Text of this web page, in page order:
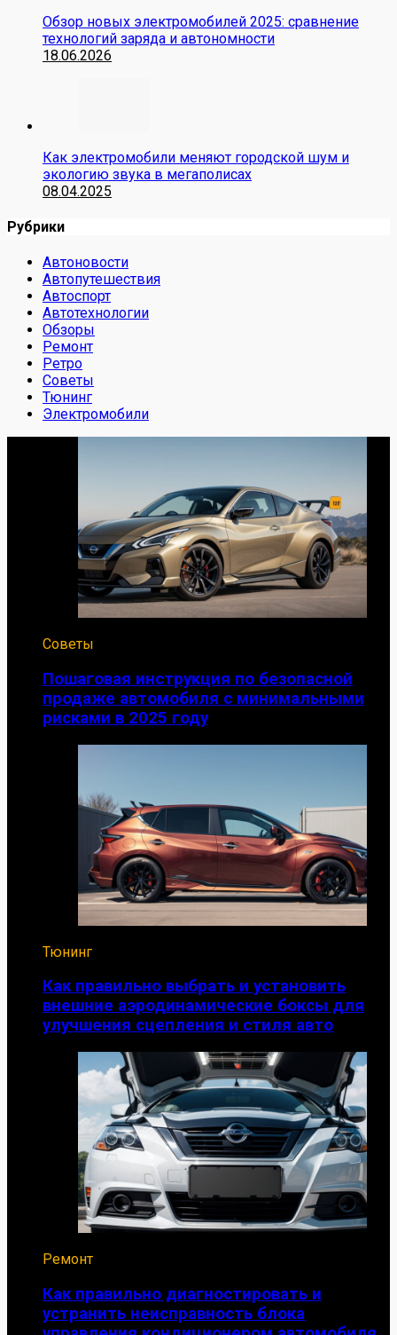
Обзор новых электромобилей 2025: сравнение
технологий заряда и автономности
18.06.2026
Как электромобили меняют городской шум и
экологию звука в мегаполисах
08.04.2025
Рубрики
Автоновости
Автопутешествия
Автоспорт
Автотехнологии
Обзоры
Ремонт
Ретро
Советы
Тюнинг
Электромобили
Советы
Пошаговая инструкция по безопасной
продаже автомобиля с минимальными
рисками в 2025 году
Тюнинг
Как правильно выбрать и установить
внешние аэродинамические боксы для
улучшения сцепления и стиля авто
Ремонт
Как правильно диагностировать и
устранить неисправность блока